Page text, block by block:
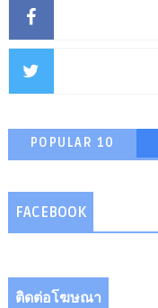
POPULAR 10
FACEBOOK
ติดต่อโฆษณา